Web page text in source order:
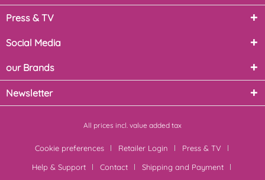
Press & TV
Social Media
our Brands
Newsletter
All prices incl. value added tax
Cookie preferences Retailer Login
Press & TV
Help & Support
Contact Shipping and Payment